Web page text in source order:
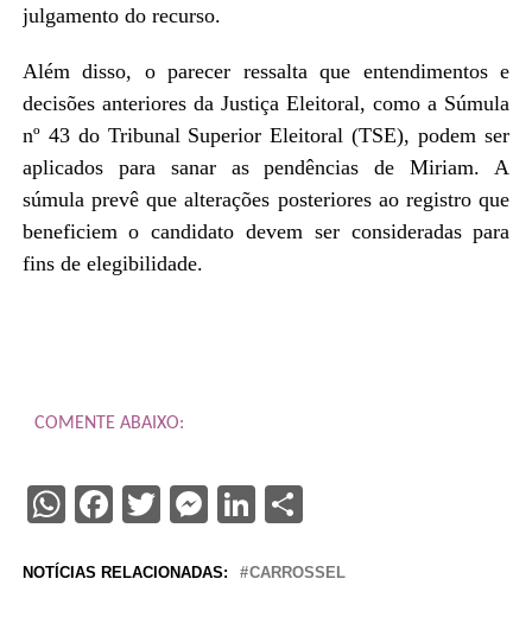
julgamento do recurso.
Além disso, o parecer ressalta que entendimentos e
decisões anteriores da Justiça Eleitoral, como a Súmula
nº 43 do Tribunal Superior Eleitoral (TSE), podem ser
aplicados para sanar as pendências de Miriam. A
súmula prevê que alterações posteriores ao registro que
beneficiem o candidato devem ser consideradas para
fins de elegibilidade.
COMENTE ABAIXO:
WhatsApp
Facebook
Twitter
Messenger
LinkedIn
Share
NOTÍCIAS RELACIONADAS: CARROSSEL